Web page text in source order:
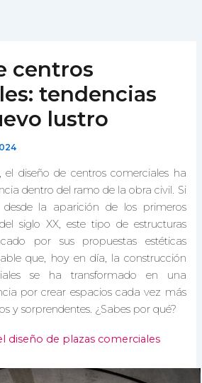
centros
tendencias
lustro
el diseño de centros comerciales ha
dentro del ramo de la obra civil. Si
la aparición de los primeros
siglo XX, este tipo de estructuras
por sus propuestas estéticas
que, hoy en día, la construcción
se ha transformado en una
por crear espacios cada vez más
y sorprendentes. ¿Sabes por qué?
diseño de plazas comerciales